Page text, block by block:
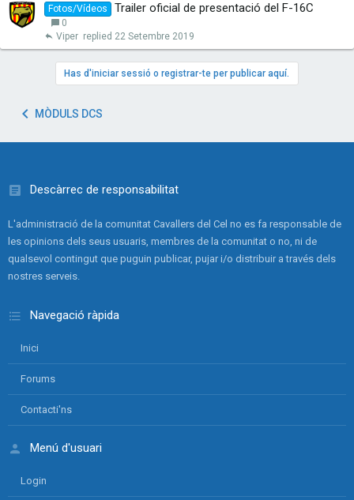
Fotos/Vídeos Trailer oficial de presentació del F-16C
0
22 Setembre 2019
Viper
Has d'iniciar sessió o registrar-te per publicar aquí.
MÒDULS DCS
Descàrrec de responsabilitat
L'administració de la comunitat Cavallers del Cel no es fa responsable de
les opinions dels seus usuaris, membres de la comunitat o no, ni de
qualsevol contingut que puguin publicar, pujar i/o distribuir a través dels
nostres serveis.
Navegació ràpida
Inici
Forums
Contacti'ns
Menú d'usuari
Login